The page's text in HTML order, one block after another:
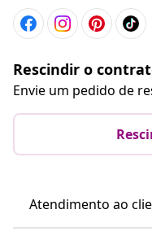
Rescindir o
Envie um pedido de
Atendimento ao